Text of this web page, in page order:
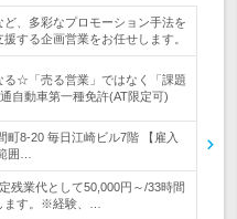
、多彩なプロモーション手法を
する企画営業をお任せします。
る☆「売る営業」ではなく「課題
自動車第一種免許(AT限定可)
町8-20 毎日江崎ビル7階 【雇入
囲…
残業代として50,000円～/33時間
ます。※経験、…